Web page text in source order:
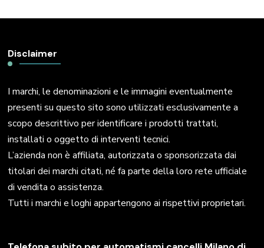
Disclaimer
I marchi, le denominazioni e le immagini eventualmente
presenti su questo sito sono utilizzati esclusivamente a
scopo descrittivo per identificare i prodotti trattati,
installati o oggetto di interventi tecnici.
L’azienda non è affiliata, autorizzata o sponsorizzata dai
titolari dei marchi citati, né fa parte della loro rete ufficiale
di vendita o assistenza.
Tutti i marchi e loghi appartengono ai rispettivi proprietari.